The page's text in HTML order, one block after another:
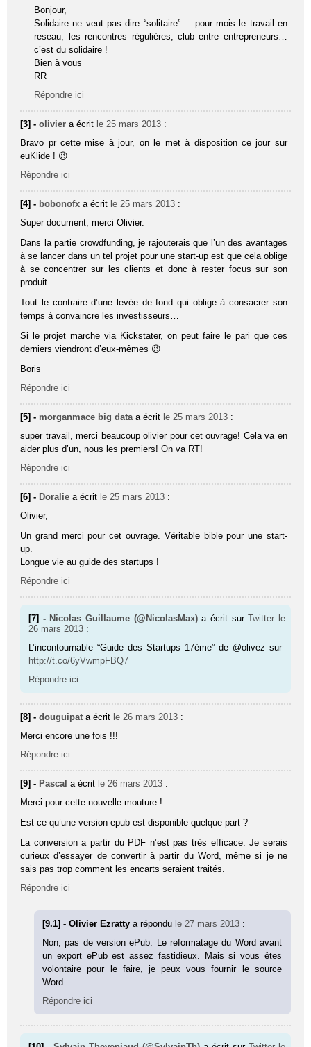
Bonjour,
Solidaire ne veut pas dire “solitaire”…..pour mois le travail en
reseau, les rencontres régulières, club entre entrepreneurs…
c’est du solidaire !
Bien à vous
RR
Répondre ici
[3] -olivier a écrit le 25 mars 2013 :
Bravo pr cette mise à jour, on le met à disposition ce jour sur
euKlide ! 😉
Répondre ici
[4] - bobonofx a écrit le 25 mars 2013 :
Super document, merci Olivier.
Dans la partie crowdfunding, je rajouterais que l’un des avantages
à se lancer dans un tel projet pour une start-up est que cela oblige
à se concentrer sur les clients et donc à rester focus sur son
produit.
Tout le contraire d’une levée de fond qui oblige à consacrer son
temps à convaincre les investisseurs…
Si le projet marche via Kickstater, on peut faire le pari que ces
derniers viendront d’eux-mêmes 😉
Boris
Répondre ici
[5] - morganmace big data a écrit le 25 mars 2013 :
super travail, merci beaucoup olivier pour cet ouvrage! Cela va en
aider plus d’un, nous les premiers! On va RT!
Répondre ici
[6] - Doralie a écrit le 25 mars 2013 :
Olivier,
Un grand merci pour cet ouvrage. Véritable bible pour une start-
up.
Longue vie au guide des startups !
Répondre ici
[7] - Nicolas Guillaume (@NicolasMax) a écrit surTwitter le
26 mars 2013 :
L’incontournable “Guide des Startups 17ème” de @olivez sur
http://t.co/6yVwmpFBQ7
Répondre ici
[8] -douguipat a écrit le 26 mars 2013 :
Merci encore une fois !!!
Répondre ici
[9] - Pascal a écrit le 26 mars 2013 :
Merci pour cette nouvelle mouture !
Est-ce qu’une version epub est disponible quelque part ?
La conversion a partir du PDF n’est pas très efficace. Je serais
curieux d’essayer de convertir à partir du Word, même si je ne
sais pas trop comment les encarts seraient traités.
Répondre ici
[9.1] - Olivier Ezrattya répondu le 27 mars 2013 :
Non, pas de version ePub. Le reformatage du Word avant
un export ePub est assez fastidieux. Mais si vous êtes
volontaire pour le faire, je peux vous fournir le source
Word.
Répondre ici